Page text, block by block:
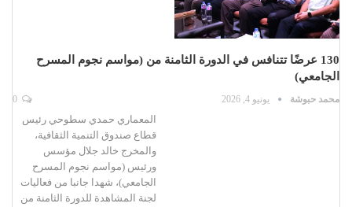
130 عرضًا تتنافس في الدورة الثامنة من (مواسم نجوم المسرح
الجامعي)
محمد حبوشة يونيو 4, 2026
المعماري حمدي سطوحي رئيس
قطاع صندوق التنمية الثقافية،
والمخرج خالد جلال مؤسس
ورئيس (مواسم نجوم المسرح
الجامعي)، شهدا جانبا من فعاليات
لجنة المشاهدة للدورة الثامنة من